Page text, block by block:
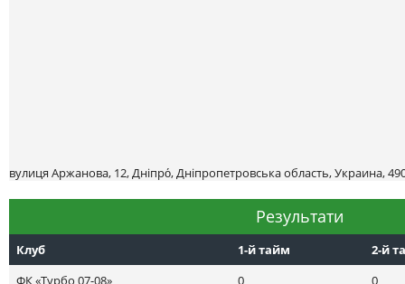
вулиця Аржанова, 12, Дніпро́, Дніпропетровська область, Украина,
Результати
Клуб 1-й тайм
2-й
ФК «Турбо 07-08»
0
0